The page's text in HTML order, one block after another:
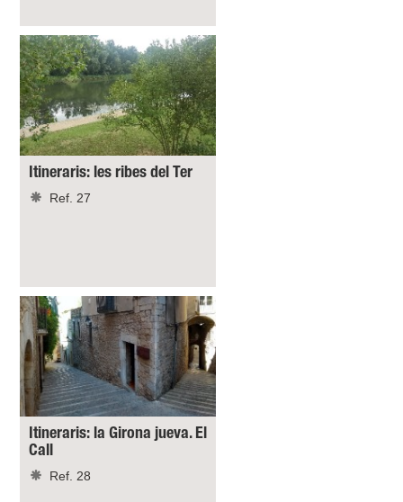
Itineraris: les ribes del Ter
Ref. 27
Itineraris: la Girona jueva. El
Call
Ref. 28